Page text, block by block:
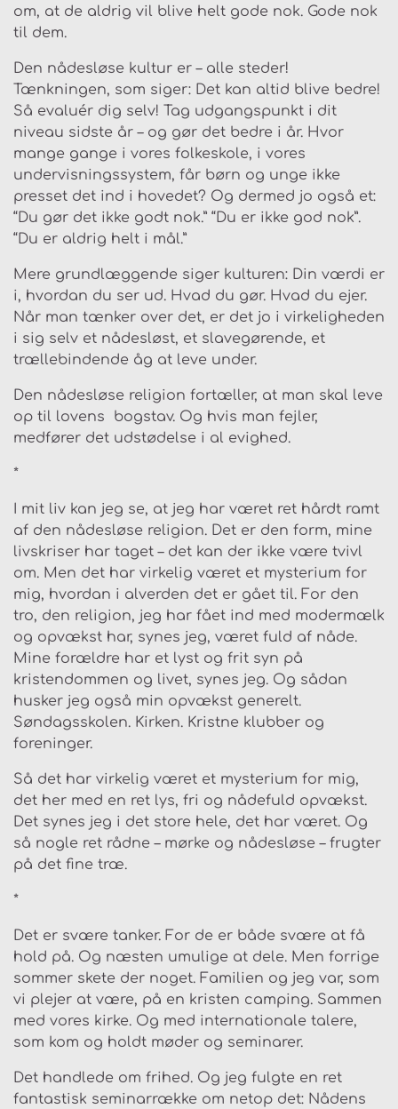
om, at de aldrig vil blive helt gode nok. Gode nok
til dem.
Den nådesløse kultur er – alle steder!
Tænkningen, som siger: Det kan altid blive bedre!
Så evaluér dig selv! Tag udgangspunkt i dit
niveau sidste år – og gør det bedre i år. Hvor
mange gange i vores folkeskole, i vores
undervisningssystem, får børn og unge ikke
presset det ind i hovedet? Og dermed jo også et:
“Du gør det ikke godt nok.” “Du er ikke god nok”.
“Du er aldrig helt i mål.”
Mere grundlæggende siger kulturen: Din værdi er
i, hvordan du ser ud. Hvad du gør. Hvad du ejer.
Når man tænker over det, er det jo i virkeligheden
i sig selv et nådesløst, et slavegørende, et
trællebindende åg at leve under.
Den nådesløse religion fortæller, at man skal leve
op til lovens bogstav. Og hvis man fejler,
medfører det udstødelse i al evighed.
*
I mit liv kan jeg se, at jeg har været ret hårdt ramt
af den nådesløse religion. Det er den form, mine
livskriser har taget – det kan der ikke være tvivl
om. Men det har virkelig været et mysterium for
mig, hvordan i alverden det er gået til. For den
tro, den religion, jeg har fået ind med modermælk
og opvækst har, synes jeg, været fuld af nåde.
Mine forældre har et lyst og frit syn på
kristendommen og livet, synes jeg. Og sådan
husker jeg også min opvækst generelt.
Søndagsskolen. Kirken. Kristne klubber og
foreninger.
Så det har virkelig været et mysterium for mig,
det her med en ret lys, fri og nådefuld opvækst.
Det synes jeg i det store hele, det har været. Og
så nogle ret rådne – mørke og nådesløse – frugter
på det fine træ.
*
Det er svære tanker. For de er både svære at få
hold på. Og næsten umulige at dele. Men forrige
sommer skete der noget. Familien og jeg var, som
vi plejer at være, på en kristen camping. Sammen
med vores kirke. Og med internationale talere,
som kom og holdt møder og seminarer.
Det handlede om frihed. Og jeg fulgte en ret
fantastisk seminarrække om netop det: Nådens